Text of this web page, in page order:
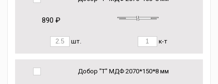
890 ₽
шт. к-т
Добор "Т" МДФ 2070*150*8 мм